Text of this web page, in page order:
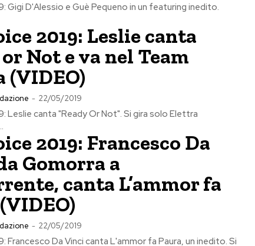
Gigi D'Alessio e Guè Pequeno in un featuring inedito.
2019: Leslie canta
Not e va nel Team
(VIDEO)
- 22/05/2019
Leslie canta "Ready Or Not". Si gira solo Elettra
2019: Francesco Da
Gomorra a
canta L’ammor fa
- 22/05/2019
Francesco Da Vinci canta L'ammor fa Paura, un inedito. Si